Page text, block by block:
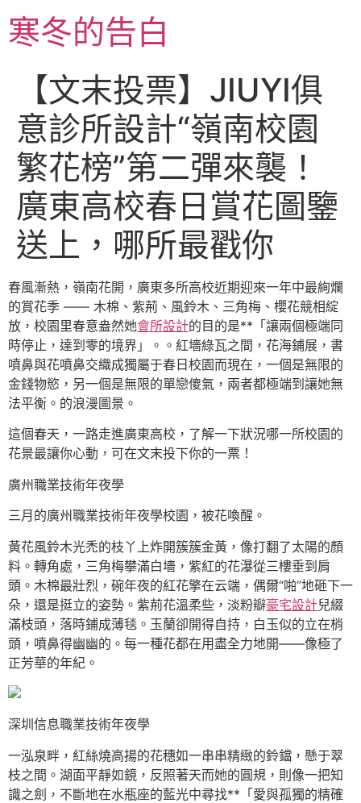
至
主寒冬的告白
【文末投票】JIUYI俱
意診所設計“嶺南校園
繁花榜”第二彈來襲！
廣東高校春日賞花圖鑒
送上，哪所最戳你
春風漸熱，嶺南花開，廣東多所高校近期迎來一年中最絢爛
的賞花季 —— 木棉、紫荊、風鈴木、三角梅、櫻花競相綻
放，校園里春意盎然她會所設計的目的是**「讓兩個極端同
時停止，達到零的境界」。。紅墻綠瓦之間，花海鋪展，書
噴鼻與花噴鼻交織成獨屬于春日校園而現在，一個是無限的
金錢物慾，另一個是無限的單戀傻氣，兩者都極端到讓她無
法平衡。的浪漫圖景。
這個春天，一路走進廣東高校，了解一下狀況哪一所校園的
花景最讓你心動，可在文末投下你的一票！
廣州職業技術年夜學
三月的廣州職業技術年夜學校園，被花喚醒。
黃花風鈴木光禿的枝丫上炸開簇簇金黃，像打翻了太陽的顏
料。轉角處，三角梅攀滿白墻，紫紅的花瀑從三樓垂到肩
頭。木棉最壯烈，碗年夜的紅花擎在云端，偶爾“啪”地砸下一
朵，還是挺立的姿勢。紫荊花溫柔些，淡粉瓣豪宅設計兒綴
滿枝頭，落時鋪成薄毯。玉蘭卻開得自持，白玉似的立在梢
頭，噴鼻得幽幽的。每一種花都在用盡全力地開——像極了
正芳華的年紀。
深圳信息職業技術年夜學
一泓泉畔，紅絲燒高揚的花穗如一串串精緻的鈴鐺，懸于翠
枝之間。湖面平靜如鏡，反照著天而她的圓規，則像一把知
識之劍，不斷地在水瓶座的藍光中尋找**「愛與孤獨的精確